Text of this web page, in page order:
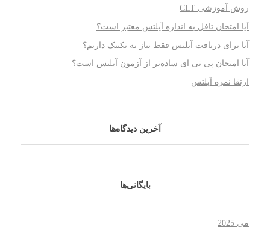
روش آموزشی CLT
آیا امتحان تافل به اندازه آیلتس معتبر است؟
آیا برای دریافت آیلتس فقط نیاز به تکنیک داریم؟
آیا امتحان پی تی ای ساده‌تر از آزمون آیلتس است؟
ارتقا نمره آیلتس
آخرین دیدگاه‌ها
بایگانی‌ها
می 2025